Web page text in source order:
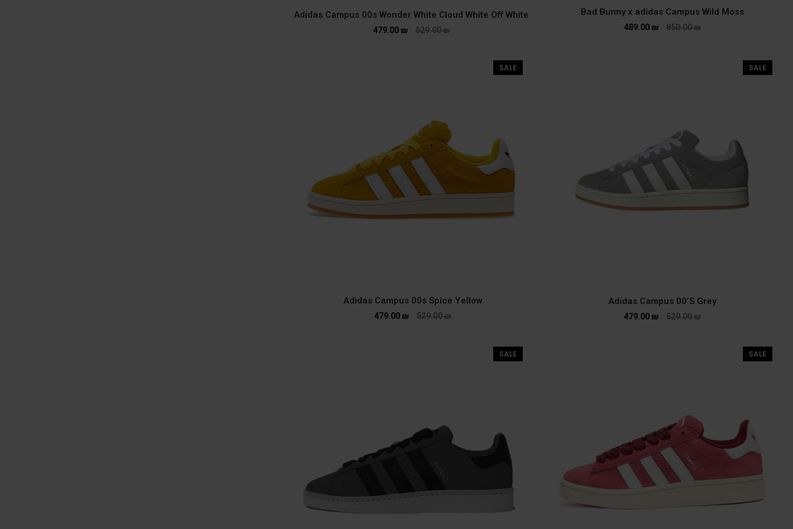
Bad Bunny x adidas Campus Wild Moss
850.00₪
489.00 ₪
Adidas Campus 00s Wonder White Cloud White Off White
529.00₪
479.00 ₪
SALE
Adidas Campus 00’S Grey
529.00₪
479.00 ₪
SALE
Adidas Campus 00s Spice Yellow
529.00₪
479.00 ₪
SALE
SALE